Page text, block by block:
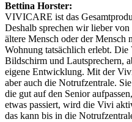
Bettina Horster:
VIVICARE ist das
Deshalb sprechen wir lieber
ältere Mensch oder der Mensch
Wohnung tatsächlich erlebt.
Bildschirm und Lautsprechern,
eigene Entwicklung. Mit der
aber auch die Notrufzentrale.
die gut auf den Senior
etwas passiert, wird die Vivi
das kann bis in die